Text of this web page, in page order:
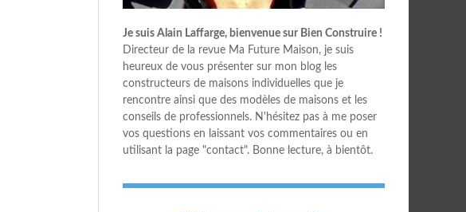
Je suis Alain Laffarge, bienvenue sur Bien Construire !
Directeur de la revue Ma Future Maison, je suis
heureux de vous présenter sur mon blog les
constructeurs de maisons individuelles que je
rencontre ainsi que des modèles de maisons et les
conseils de professionnels. N'hésitez pas à me poser
vos questions en laissant vos commentaires ou en
utilisant la page "contact". Bonne lecture, à bientôt.